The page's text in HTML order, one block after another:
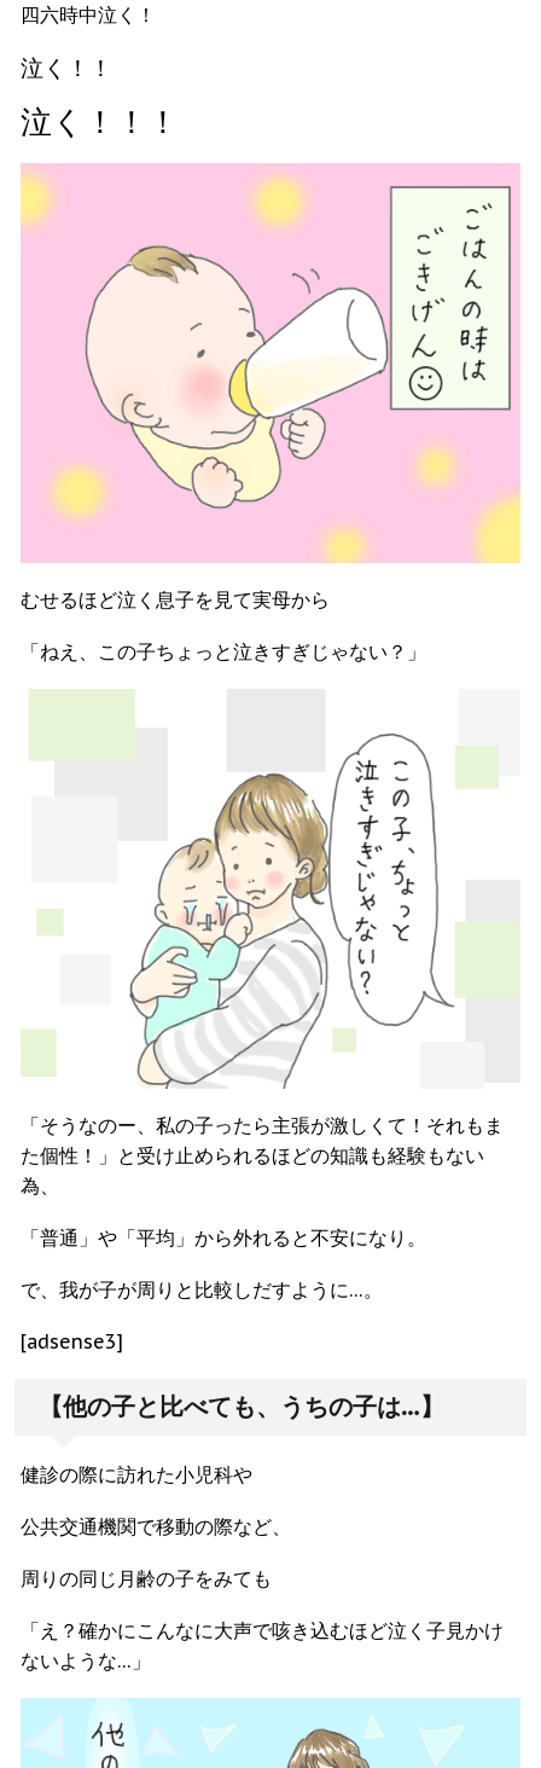
四六時中泣く！
泣く！！
泣く！！！
むせるほど泣く息子を見て実母から
「ねえ、この子ちょっと泣きすぎじゃない？」
「そうなのー、私の子ったら主張が激しくて！それもま
た個性！」と受け止められるほどの知識も経験もない
為、
「普通」や「平均」から外れると不安になり。
で、我が子が周りと比較しだすように…。
[adsense3]
【他の子と比べても、うちの子は…】
健診の際に訪れた小児科や
公共交通機関で移動の際など、
周りの同じ月齢の子をみても
「え？確かにこんなに大声で咳き込むほど泣く子見かけ
ないような…」